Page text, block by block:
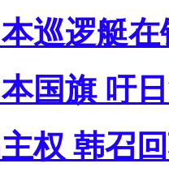
巡逻艇
国旗 吁
权 韩召